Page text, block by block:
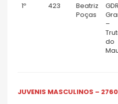
1º
423
Beatriz
Poças
GDR
–
do
JUVENIS MASCULINOS –